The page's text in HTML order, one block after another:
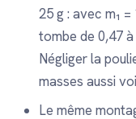
25 g : avec m₁
tombe de 0,47 à
Négliger la
masses aussi
Le même